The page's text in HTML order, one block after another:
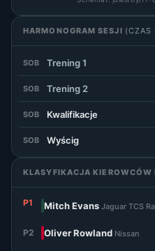
HARMONOGRAM SESJI (CZAS
SOB Trening 1
SOB Trening 2
SOB Kwalifikacje
SOB Wyścig
KLASYFIKACJA KIEROWCÓW
P1 Mitch Evans Jaguar TCS
P2 Oliver Rowland Nissan